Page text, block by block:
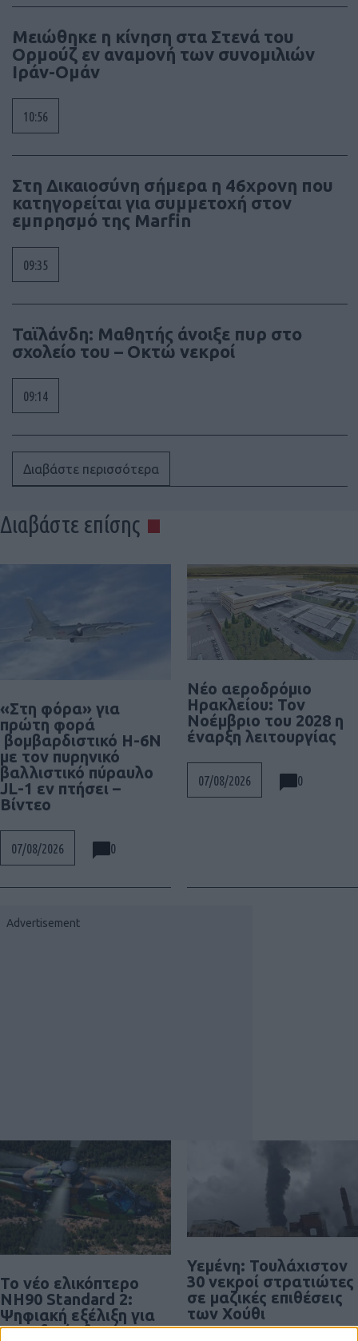
Μειώθηκε η κίνηση στα Στενά του
Ορμούζ εν αναμονή των συνομιλιών
Ιράν-Ομάν
10:56
Στη Δικαιοσύνη σήμερα η 46χρονη που
κατηγορείται για συμμετοχή στον
εμπρησμό της Marfin
09:35
Ταϊλάνδη: Μαθητής άνοιξε πυρ στο
σχολείο του – Οκτώ νεκροί
09:14
Διαβάστε περισσότερα
Διαβάστε επίσης
«Στη φόρα» για
πρώτη φορά
βομβαρδιστικό H-6N
με τον πυρηνικό
βαλλιστικό πύραυλο
JL-1 εν πτήσει –
Βίντεο
07/08/2026 0
Νέο αεροδρόμιο
Ηρακλείου: Τον
Νοέμβριο του 2028 η
έναρξη λειτουργίας
07/08/2026 0
To νέο ελικόπτερο
NH90 Standard 2:
Ψηφιακή εξέλιξη για
τις ειδικές δυνάμεις
Υεμένη: Τουλάχιστον
30 νεκροί στρατιώτες
σε μαζικές επιθέσεις
των Χούθι